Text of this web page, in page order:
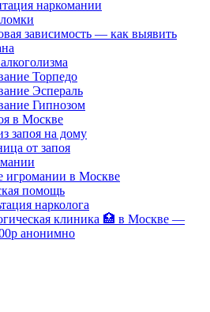
наркомании
зависимость — как выявить
Торпедо
Эспераль
Гипнозом
в Москве
запоя на дому
от запоя
игромании в Москве
помощь
нарколога
клиника 🏥 в Москве —
анонимно